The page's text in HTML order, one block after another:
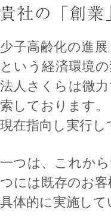
少子高齢化の進
という経済環境
法人さくらは微
索しております。
現在指向し実行
一つは、これか
つには既存のお
具体的に実施し